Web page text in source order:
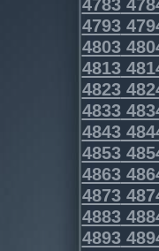
4793
4803
4813
4823
4833
4843
4853
4863
4873
4883
4893